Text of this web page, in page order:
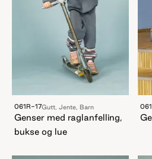
061R-17Gutt, Jente, Barn
Genser med raglanfelling,
bukse og lue